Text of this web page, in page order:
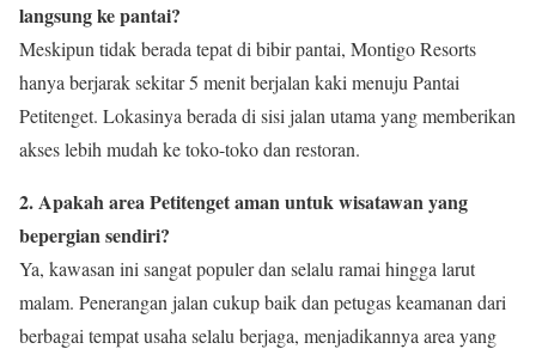
langsung ke pantai?
Meskipun tidak berada tepat di bibir pantai, Montigo Resorts
hanya berjarak sekitar 5 menit berjalan kaki menuju Pantai
Petitenget. Lokasinya berada di sisi jalan utama yang memberikan
akses lebih mudah ke toko-toko dan restoran.
2. Apakah area Petitenget aman untuk wisatawan yang
bepergian sendiri?
Ya, kawasan ini sangat populer dan selalu ramai hingga larut
malam. Penerangan jalan cukup baik dan petugas keamanan dari
berbagai tempat usaha selalu berjaga, menjadikannya area yang